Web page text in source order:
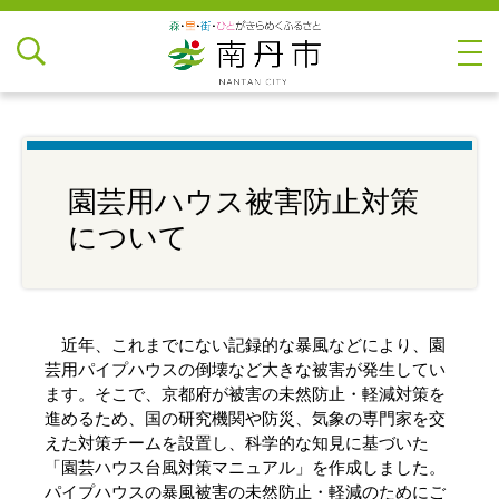
園芸用ハウス被害防止対策
について
近年、これまでにない記録的な暴風などにより、園
芸用パイプハウスの倒壊など大きな被害が発生してい
ます。そこで、京都府が被害の未然防止・軽減対策を
進めるため、国の研究機関や防災、気象の専門家を交
えた対策チームを設置し、科学的な知見に基づいた
「園芸ハウス台風対策マニュアル」を作成しました。
パイプハウスの暴風被害の未然防止・軽減のためにご